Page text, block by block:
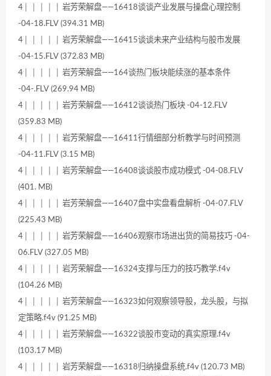
4│ │ │ │ │ 岩芳荣解盘——16418谈谈产业发展与操盘心理控制
-04-18.FLV (394.31 MB)
4│ │ │ │ │ 岩芳荣解盘——16415谈谈未来产业结构与股市发展
-04-15.FLV (372.83 MB)
4│ │ │ │ │ 岩芳荣解盘——164谈热门板块能续涨的基本条件
-04-.FLV (269.94 MB)
4│ │ │ │ │ 岩芳荣解盘——16412谈谈热门板块 -04-12.FLV
(359.83 MB)
4│ │ │ │ │ 岩芳荣解盘——16411行情细部分析教学与时间预测
-04-11.FLV (3.15 MB)
4│ │ │ │ │ 岩芳荣解盘——16408谈谈股市成功模式 -04-08.FLV
(401. MB)
4│ │ │ │ │ 岩芳荣解盘——16407盘中实盘看盘解析 -04-07.FLV
(225.43 MB)
4│ │ │ │ │ 岩芳荣解盘——16406观察市场进出货的简易技巧 -04-
06.FLV (327.05 MB)
4│ │ │ │ │ 岩芳荣解盘——16324支撑与压力的技巧教学.f4v
(104.26 MB)
4│ │ │ │ │ 岩芳荣解盘——16323如何观察领导股，龙头股，与拟
定策略.f4v (91.25 MB)
4│ │ │ │ │ 岩芳荣解盘——16322谈股市变动的真实原理.f4v
(103.17 MB)
4│ │ │ │ │ 岩芳荣解盘——16318归纳操盘系统.f4v (120.73 MB)